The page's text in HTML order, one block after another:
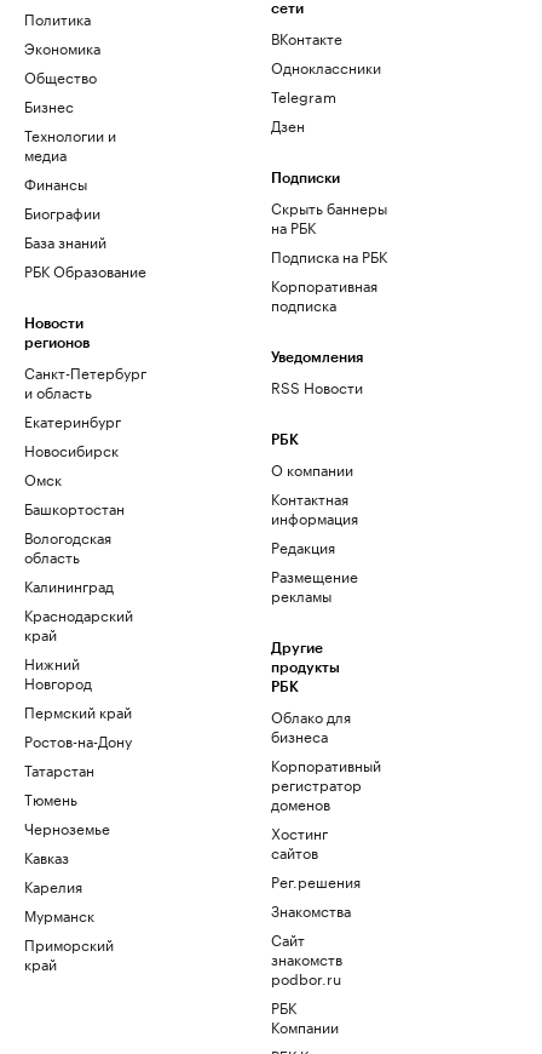
Политика
Экономика
Общество
Бизнес
Технологии и
медиа
Финансы
Биографии
База знаний
РБК Образование
Новости
регионов
Санкт-Петербург
и область
Екатеринбург
Новосибирск
Омск
Башкортостан
Вологодская
область
Калининград
Краснодарский
край
Нижний
Новгород
Пермский край
Ростов-на-Дону
Татарстан
Тюмень
Черноземье
Кавказ
Карелия
Мурманск
Приморский
край
сети
ВКонтакте
Одноклассники
Telegram
Дзен
Подписки
Скрыть баннеры
на РБК
Подписка на РБК
Корпоративная
подписка
Уведомления
RSS Новости
РБК
О компании
Контактная
информация
Редакция
Размещение
рекламы
Другие
продукты
РБК
Облако для
бизнеса
Корпоративный
регистратор
доменов
Хостинг
сайтов
Рег.решения
Знакомства
Сайт
знакомств
podbor.ru
РБК
Компании